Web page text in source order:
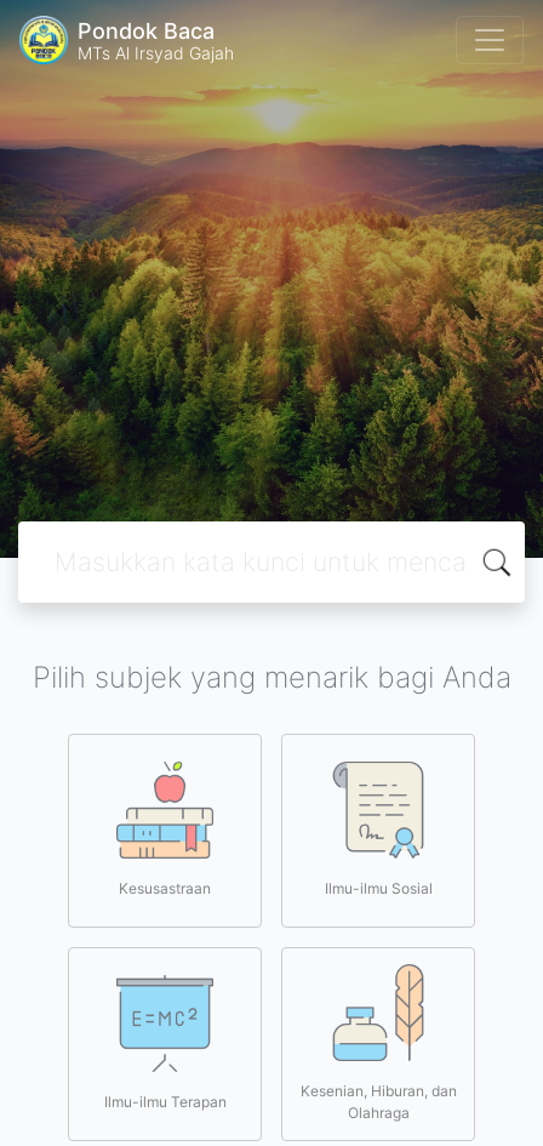
Pondok Baca
MTs Al Irsyad Gajah
Pilih subjek yang menarik bagi Anda
Kesusastraan Ilmu-ilmu Sosial
Ilmu-ilmu Terapan
Kesenian, Hiburan, dan
Olahraga